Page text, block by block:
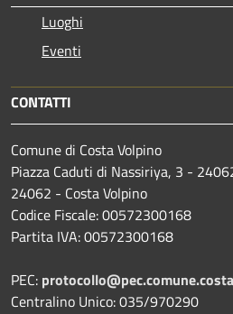
Luoghi
Eventi
CONTATTI
Comune di Costa Volpino
Piazza Caduti di Nassiriya, 3 -
24062 - Costa Volpino
Codice Fiscale: 00572300168
Partita IVA: 00572300168
PEC:
Centralino Unico: 035/970290